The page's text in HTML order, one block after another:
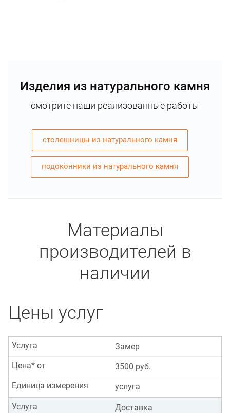
Изделия из натурального камня
смотрите наши реализованные работы
столешницы из натурального камня
подоконники из натурального камня
Материалы
производителей в
наличии
Цены услуг
Замер
Услуга
3500 руб.
Цена* от
услуга
Единица измерения
Доставка
Услуга